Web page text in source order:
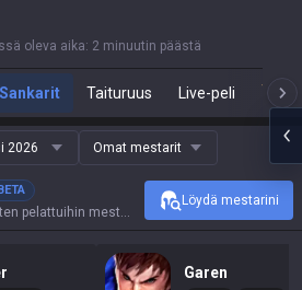
oleva aika: 2 minuutin päästä
Sankarit Taituruus Live-peli
2026 Omat mestarit
Perustuu tämän pelaajan eniten pelattuihin mestareihin, tuloksiin ja tärkeimpiin tilastoihin.
Löydä mestarini
Garen